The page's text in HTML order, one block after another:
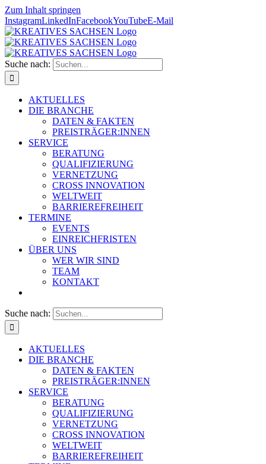
Zum Inhalt springen
InstagramLinkedInFacebookYouTubeE-Mail
Suche nach:
AKTUELLES
DIE BRANCHE
DATEN & FAKTEN
PREISTRÄGER:INNEN
SERVICE
BERATUNG
QUALIFIZIERUNG
VERNETZUNG
CROSS INNOVATION
WELTWEIT
BARRIEREFREIHEIT
TERMINE
EVENTS
EINREICHFRISTEN
ÜBER UNS
WER WIR SIND
TEAM
KONTAKT
Suche nach:
AKTUELLES
DIE BRANCHE
DATEN & FAKTEN
PREISTRÄGER:INNEN
SERVICE
BERATUNG
QUALIFIZIERUNG
VERNETZUNG
CROSS INNOVATION
WELTWEIT
BARRIEREFREIHEIT